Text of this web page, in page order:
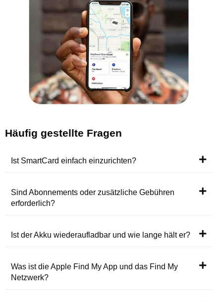
Häufig gestellte Fragen
Ist SmartCard einfach einzurichten?
Sind Abonnements oder zusätzliche Gebühren
erforderlich?
Ist der Akku wiederaufladbar und wie lange hält er?
Was ist die Apple Find My App und das Find My
Netzwerk?